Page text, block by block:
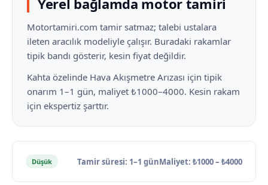
Yerel bağlamda motor tamiri
Motortamiri.com tamir satmaz; talebi ustalara
ileten aracılık modeliyle çalışır. Buradaki rakamlar
tipik bandı gösterir, kesin fiyat değildir.
Kahta özelinde Hava Akışmetre Arızası için tipik
onarım 1–1 gün, maliyet ₺1000–4000. Kesin rakam
için ekspertiz şarttır.
Düşük Tamir süresi: 1–1 günMaliyet: ₺1000 – ₺4000